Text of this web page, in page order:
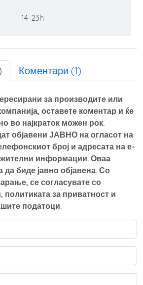
14-23h
Коментари (1)
за производите или
оставете коментар и ќе
во најкраток можен рок.
објавени ЈАВНО на огласот на
број и адресата на е-
информации. Оваа
биде јавно објавена. Со
се согласувате со
политиката за приватност и
податоци.